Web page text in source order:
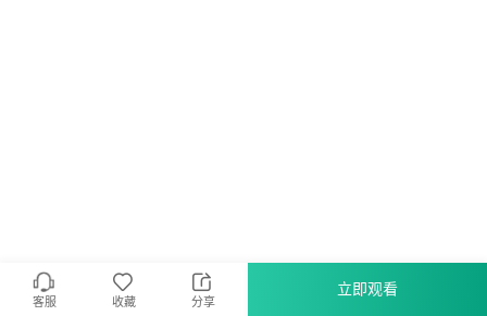
客服 收藏 分享
立即观看